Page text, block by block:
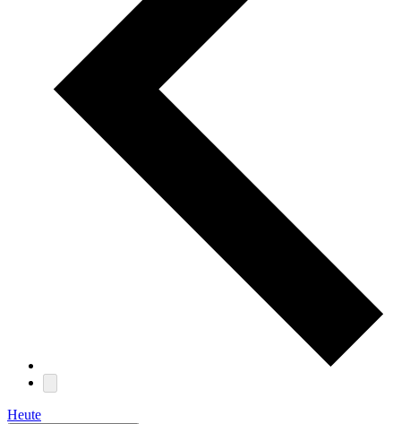
Heute